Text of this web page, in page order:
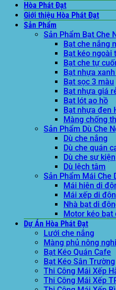
Hòa Phát Đạt
Giới thiệu Hòa Phát Đạt
Sản Phẩm
Sản Phẩm Bạt Che
Bạt che nắng
Bạt kéo ngoài
Bạt che tự
Bạt nhựa
Bạt sọc 3 màu
Bạt nhựa giá
Bạt lót ao hồ
Bạt nhựa đen
Màng chống
Sản Phẩm Dù Che
Dù che nắng
Dù che quán
Dù che sự kiện
Dù lệch tâm
Sản Phẩm Mái Che
Mái hiên di
Mái xếp di
Nhà bạt di
Motor kéo bạt
Dự Án Hòa Phát Đạt
Lưới che nắng
Màng phủ nông
Bạt Kéo Quán Cafe
Bạt Kéo Sân Trường
Thi Công Mái Xếp
Thi Công Mái Xếp